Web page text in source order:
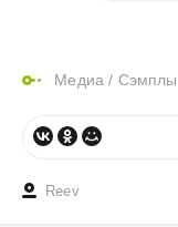
Медиа / Сэмплы
Reev